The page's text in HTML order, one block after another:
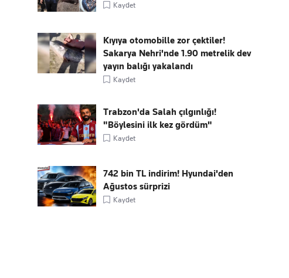
Kaydet
Kıyıya otomobille zor çektiler!
Sakarya Nehri'nde 1.90 metrelik dev
yayın balığı yakalandı
Kaydet
Trabzon'da Salah çılgınlığı!
"Böylesini ilk kez gördüm"
Kaydet
742 bin TL indirim! Hyundai'den
Ağustos sürprizi
Kaydet